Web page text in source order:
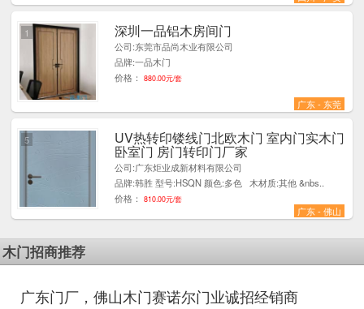
深圳一品铝木房间门
公司:东莞市品尚木业有限公司
品牌:一品木门
价格：
880.00元/套
广东 - 东莞
1
UV热转印镂线门北欧木门 室内门实木门
卧室门 房门转印门厂家
公司:广东炬业成新材料有限公司
品牌:韩胜 型号:HSQN 颜色:多色 木材质:其他 &nbs..
价格：
810.00元/套
广东 - 佛山
5
木门招商推荐
广东门厂，佛山木门赛诺尔门业诚招经销商